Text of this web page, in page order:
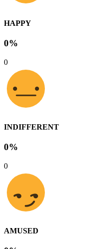
HAPPY
0%
0
INDIFFERENT
0%
0
AMUSED